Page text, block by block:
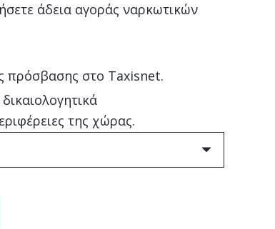
άδεια αγοράς ναρκωτικών
πρόσβασης στο Taxisnet.
της χώρας.